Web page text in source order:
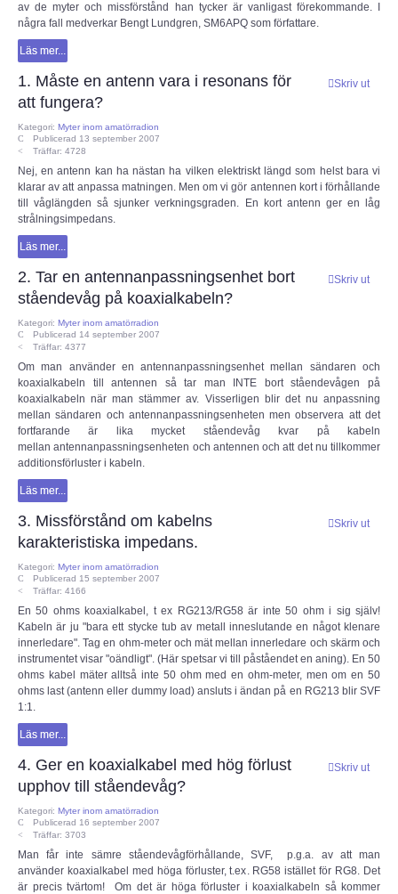
Elsäkerhetsverket
IEC-CISPR
NRAU
Föreningar
SENASTE
Nyheter
ESR Resonans
ESR-Nyheterna
Satellitnyheter AMSAT
DX-bulletin från ARRL
Bulletiner från ARRL
Nyheter utifrån
Vågutbredningsprognoser
MEDLEM
Historiska avdelningen
Inspelningar
Bildarkiv SM4XL
Medlemsansökan
OM ESR
av de myter och missförstånd han tycker är vanligast förekommande. I
några fall medverkar Bengt Lundgren, SM6APQ som författare.
Läs mer...
Skriv ut
1. Måste en antenn vara i resonans för
att fungera?
Kategori: Myter inom amatörradion
Publicerad 13 september 2007
Träffar: 4728
Nej, en antenn kan ha nästan ha vilken elektriskt längd som helst bara vi
klarar av att anpassa matningen. Men om vi gör antennen kort i förhållande
till våglängden så sjunker verkningsgraden. En kort antenn ger en låg
strålningsimpedans.
Läs mer...
Skriv ut
2. Tar en antennanpassningsenhet bort
ståendevåg på koaxialkabeln?
Kategori: Myter inom amatörradion
Publicerad 14 september 2007
Träffar: 4377
Om man använder en antennanpassningsenhet mellan sändaren och
koaxialkabeln till antennen så tar man INTE bort ståendevågen på
koaxialkabeln när man stämmer av. Visserligen blir det nu anpassning
mellan sändaren och antennanpassningsenheten men observera att det
fortfarande är lika mycket ståendevåg kvar på kabeln
mellan antennanpassningsenheten och antennen och att det nu tillkommer
additionsförluster i kabeln.
Läs mer...
Skriv ut
3. Missförstånd om kabelns
karakteristiska impedans.
Kategori: Myter inom amatörradion
Publicerad 15 september 2007
Träffar: 4166
En 50 ohms koaxialkabel, t ex RG213/RG58 är inte 50 ohm i sig själv!
Kabeln är ju "bara ett stycke tub av metall inneslutande en något klenare
innerledare". Tag en ohm-meter och mät mellan innerledare och skärm och
instrumentet visar "oändligt". (Här spetsar vi till påståendet en aning). En 50
ohms kabel mäter alltså inte 50 ohm med en ohm-meter, men om en 50
ohms last (antenn eller dummy load) ansluts i ändan på en RG213 blir SVF
1:1.
Läs mer...
Skriv ut
4. Ger en koaxialkabel med hög förlust
upphov till ståendevåg?
Kategori: Myter inom amatörradion
Publicerad 16 september 2007
Träffar: 3703
Man får inte sämre ståendevågförhållande, SVF, p.g.a. av att man
använder koaxialkabel med höga förluster, t.ex. RG58 istället för RG8. Det
är precis tvärtom! Om det är höga förluster i koaxialkabeln så kommer